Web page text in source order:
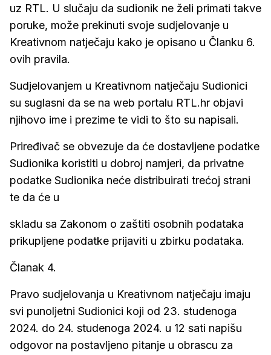
uz RTL. U slučaju da sudionik ne želi primati takve
poruke, može prekinuti svoje sudjelovanje u
Kreativnom natječaju kako je opisano u Članku 6.
ovih pravila.
Sudjelovanjem u Kreativnom natječaju Sudionici
su suglasni da se na web portalu RTL.hr objavi
njihovo ime i prezime te vidi to što su napisali.
Priređivač se obvezuje da će dostavljene podatke
Sudionika koristiti u dobroj namjeri, da privatne
podatke Sudionika neće distribuirati trećoj strani
te da će u
skladu sa Zakonom o zaštiti osobnih podataka
prikupljene podatke prijaviti u zbirku podataka.
Članak 4.
Pravo sudjelovanja u Kreativnom natječaju imaju
svi punoljetni Sudionici koji od 23. studenoga
2024. do 24. studenoga 2024. u 12 sati napišu
odgovor na postavljeno pitanje u obrascu za